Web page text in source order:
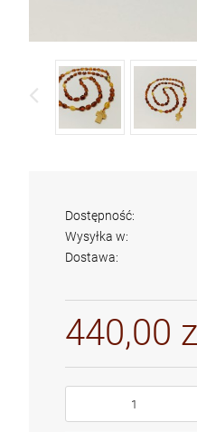
Dostępność:
Wysyłka w:
Dostawa:
Cena nie zawiera
440,00